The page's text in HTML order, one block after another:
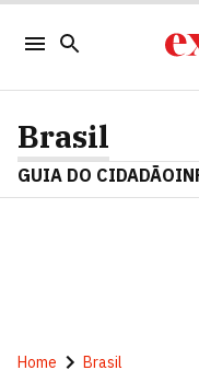
Brasil
GUIA DO CIDADÃO
Home Brasil